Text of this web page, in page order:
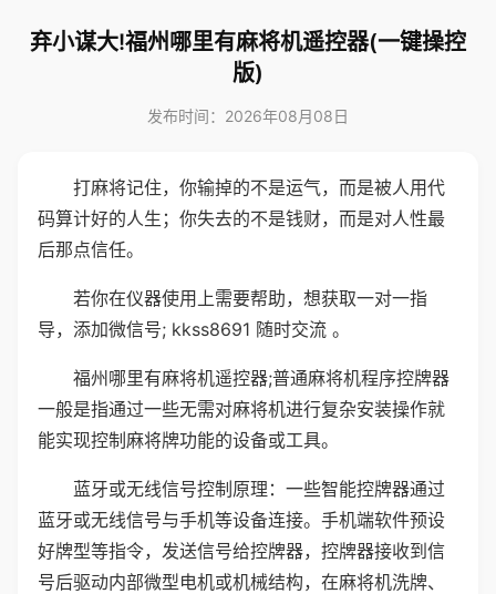
弃小谋大!福州哪里有麻将机遥控器(一键操控
版)
发布时间：2026年08月08日
打麻将记住，你输掉的不是运气，而是被人用代
码算计好的人生；你失去的不是钱财，而是对人性最
后那点信任。
若你在仪器使用上需要帮助，想获取一对一指
导，添加微信号; kkss8691 随时交流 。
福州哪里有麻将机遥控器;普通麻将机程序控牌器
一般是指通过一些无需对麻将机进行复杂安装操作就
能实现控制麻将牌功能的设备或工具。
蓝牙或无线信号控制原理：一些智能控牌器通过
蓝牙或无线信号与手机等设备连接。手机端软件预设
好牌型等指令，发送信号给控牌器，控牌器接收到信
号后驱动内部微型电机或机械结构，在麻将机洗牌、